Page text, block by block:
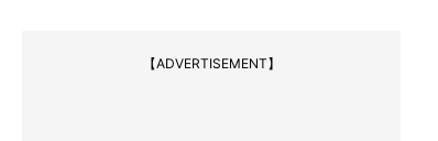
【ADVERTISEMENT】